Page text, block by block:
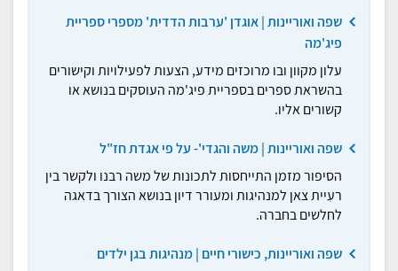
שפה ואוריינות | אוגדן 'ערבות הדדית' מספרי ספריית
פיג'מה
עלון מקוון ובו מרוכזים מידע, הצעות לפעילויות וקישורים
בהשראת ספרים בספריית פיג'מה העוסקים בנושא או
קשורים אליו.
שפה ואוריינות | משה והגדי'- על פי אגדת חז"ל
הסיפור מזמן התייחסות לתכונות של משה רבנו ולקשר בין
רעִיית צאן למנהיגות ומעורר דיון בנושא הצורך בדאגה
לחלשים בחברה.
שפה ואוריינות, כישורי חיים | מנהיגות בגן ילדים